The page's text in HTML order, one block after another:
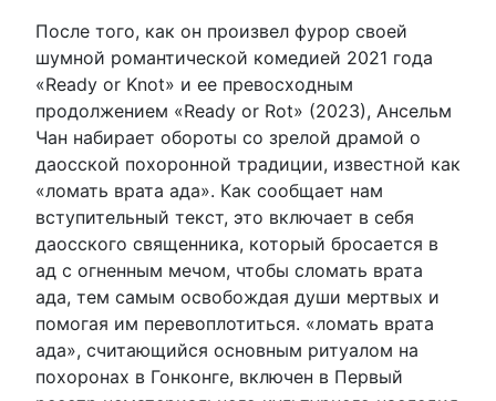
После того, как он произвел фурор своей
шумной романтической комедией 2021 года
«Ready or Knot» и ее превосходным
продолжением «Ready or Rot» (2023), Ансельм
Чан набирает обороты со зрелой драмой о
даосской похоронной традиции, известной как
«ломать врата ада». Как сообщает нам
вступительный текст, это включает в себя
даосского священника, который бросается в
ад с огненным мечом, чтобы сломать врата
ада, тем самым освобождая души мертвых и
помогая им перевоплотиться. «ломать врата
ада», считающийся основным ритуалом на
похоронах в Гонконге, включен в Первый